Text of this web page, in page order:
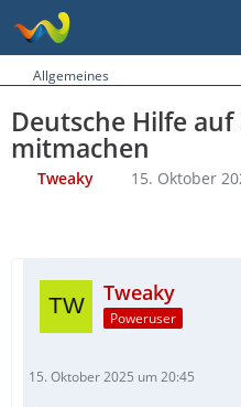
Allgemeines
Deutsche Hilfe
mitmachen
Tweaky 15. Oktober
Tweaky
Poweruser
15. Oktober 2025 um 20:45